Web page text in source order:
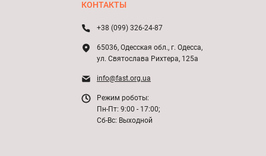
КОНТАКТЫ
+38 (099) 326-24-87
65036, Одесская обл., г. Одесса,
ул. Святослава Рихтера, 125а
info@fast.org.ua
Режим роботы:
Пн-Пт: 9:00 - 17:00;
Сб-Вс: Выходной